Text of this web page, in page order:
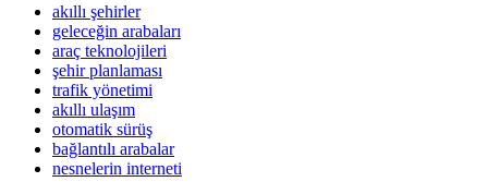
akıllı şehirler
geleceğin arabaları
araç teknolojileri
şehir planlaması
trafik yönetimi
akıllı ulaşım
otomatik sürüş
bağlantılı arabalar
nesnelerin interneti